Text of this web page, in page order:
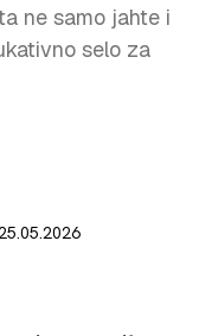
ne samo jahte i
selo za
25.05.2026